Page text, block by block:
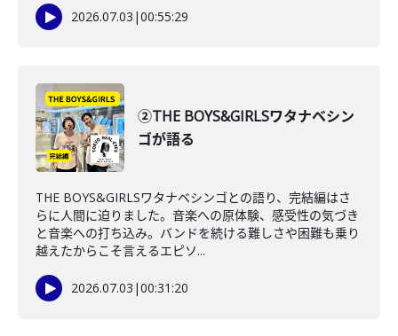
2026.07.03 |00:55:29
②THE BOYS&GIRLSワタナベシン
ゴが語る
THE BOYS&GIRLSワタナベシンゴとの語り、完結編はさ
らに人間に迫りました。音楽への原体験、感受性の気づき
と音楽への打ち込み。バンドを続ける難しさや困難も乗り
越えたからこそ言えるエピソ...
2026.07.03 |00:31:20